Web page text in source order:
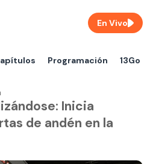
Programación 13Go
En Vivo
Inicia
de andén en la